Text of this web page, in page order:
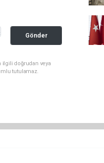
Gönder
ilgili doğrudan veya
tutulamaz.